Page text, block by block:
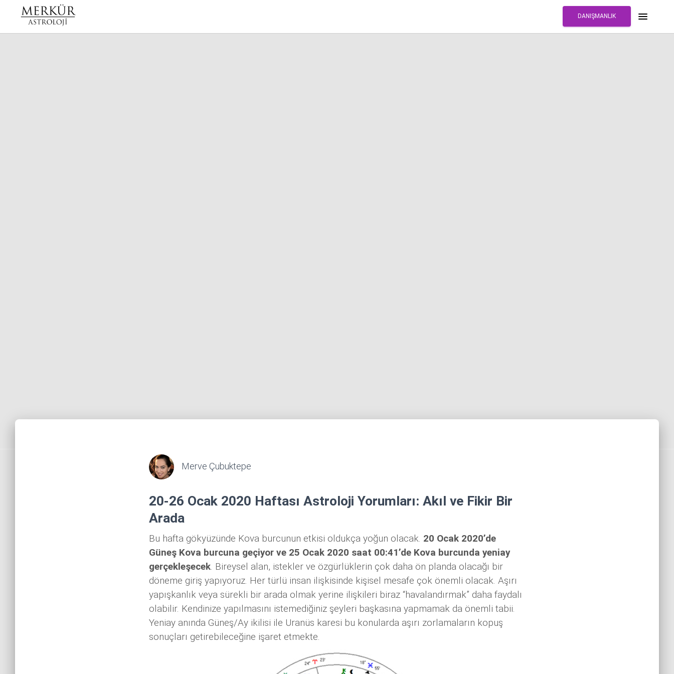
DANIŞMANLIK
Merve Çubuktepe
20-26 Ocak 2020 Haftası Astroloji Yorumları: Akıl ve Fikir Bir
Arada
Bu hafta gökyüzünde Kova burcunun etkisi oldukça yoğun olacak. 20 Ocak 2020’de
Güneş Kova burcuna geçiyor ve 25 Ocak 2020 saat 00:41’de Kova burcunda yeniay
gerçekleşecek. Bireysel alan, istekler ve özgürlüklerin çok daha ön planda olacağı bir
döneme giriş yapıyoruz. Her türlü insan ilişkisinde kişisel mesafe çok önemli olacak. Aşırı
yapışkanlık veya sürekli bir arada olmak yerine ilişkileri biraz “havalandırmak” daha faydalı
olabilir. Kendinize yapılmasını istemediğiniz şeyleri başkasına yapmamak da önemli tabii.
Yeniay anında Güneş/Ay ikilisi ile Uranüs karesi bu konularda aşırı zorlamaların kopuş
sonuçları getirebileceğine işaret etmekte.